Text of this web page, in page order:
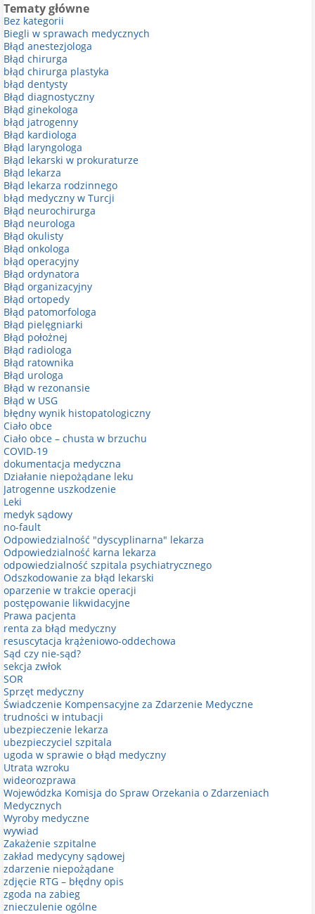
Tematy główne
Bez kategorii
Biegli w sprawach medycznych
Błąd anestezjologa
Błąd chirurga
błąd chirurga plastyka
błąd dentysty
Błąd diagnostyczny
Błąd ginekologa
błąd jatrogenny
Błąd kardiologa
Błąd laryngologa
Błąd lekarski w prokuraturze
Błąd lekarza
Błąd lekarza rodzinnego
błąd medyczny w Turcji
Błąd neurochirurga
Błąd neurologa
Błąd okulisty
Błąd onkologa
błąd operacyjny
Błąd ordynatora
Błąd organizacyjny
Błąd ortopedy
Błąd patomorfologa
Błąd pielęgniarki
Błąd położnej
Błąd radiologa
Błąd ratownika
Błąd urologa
Błąd w rezonansie
Błąd w USG
błędny wynik histopatologiczny
Ciało obce
Ciało obce – chusta w brzuchu
COVID-19
dokumentacja medyczna
Działanie niepożądane leku
Jatrogenne uszkodzenie
Leki
medyk sądowy
no-fault
Odpowiedzialność "dyscyplinarna" lekarza
Odpowiedzialność karna lekarza
odpowiedzialność szpitala psychiatrycznego
Odszkodowanie za błąd lekarski
oparzenie w trakcie operacji
postępowanie likwidacyjne
Prawa pacjenta
renta za błąd medyczny
resuscytacja krążeniowo-oddechowa
Sąd czy nie-sąd?
sekcja zwłok
SOR
Sprzęt medyczny
Świadczenie Kompensacyjne za Zdarzenie Medyczne
trudności w intubacji
ubezpieczenie lekarza
ubezpieczyciel szpitala
ugoda w sprawie o błąd medyczny
Utrata wzroku
wideorozprawa
Wojewódzka Komisja do Spraw Orzekania o Zdarzeniach
Medycznych
Wyroby medyczne
wywiad
Zakażenie szpitalne
zakład medycyny sądowej
zdarzenie niepożądane
zdjęcie RTG – błędny opis
zgoda na zabieg
znieczulenie ogólne